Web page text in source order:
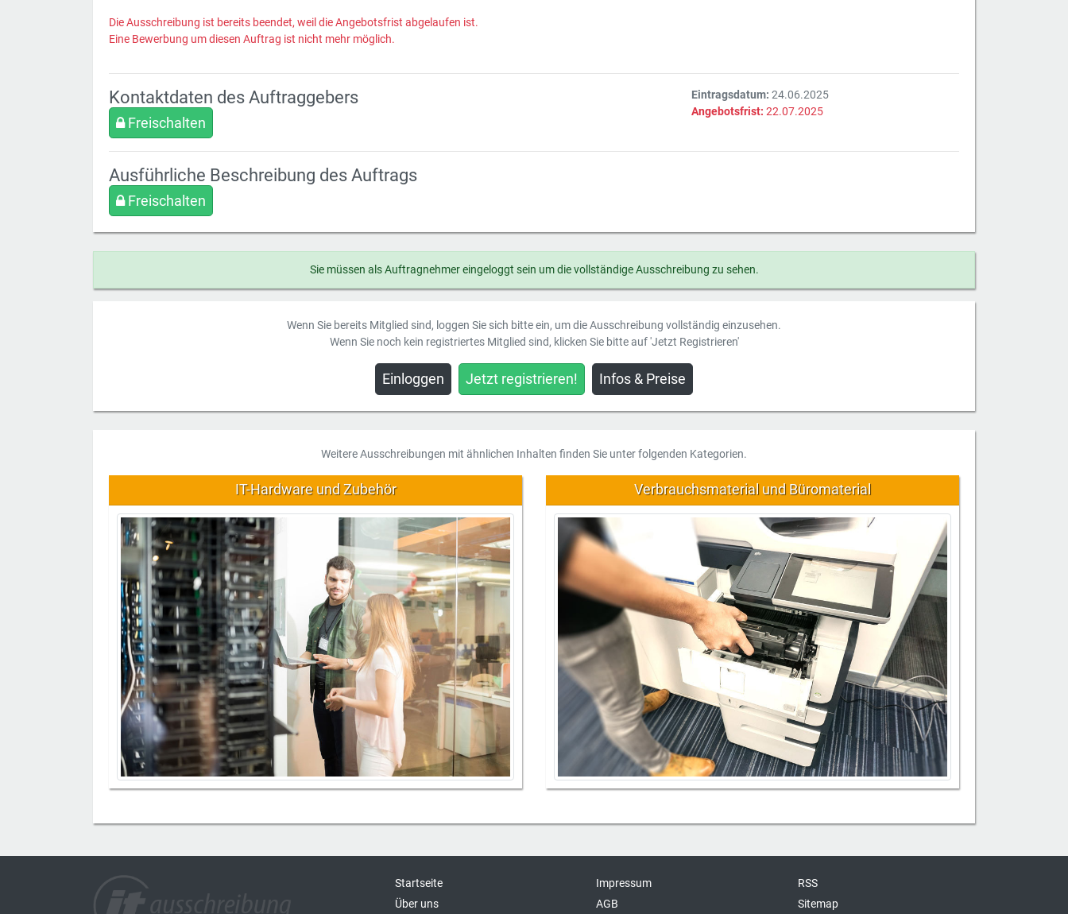
Die Ausschreibung ist bereits beendet, weil die Angebotsfrist abgelaufen ist.
Eine Bewerbung um diesen Auftrag ist nicht mehr möglich.
Kontaktdaten des Auftraggebers
Freischalten
Eintragsdatum: 24.06.2025
Angebotsfrist: 22.07.2025
Ausführliche Beschreibung des Auftrags
Freischalten
Sie müssen als Auftragnehmer eingeloggt sein um die vollständige Ausschreibung zu sehen.
Wenn Sie bereits Mitglied sind, loggen Sie sich bitte ein, um die Ausschreibung vollständig einzusehen.
Wenn Sie noch kein registriertes Mitglied sind, klicken Sie bitte auf 'Jetzt Registrieren'
Einloggen Jetzt registrieren! Infos & Preise
Weitere Ausschreibungen mit ähnlichen Inhalten finden Sie unter folgenden Kategorien.
IT-Hardware und Zubehör Verbrauchsmaterial und Büromaterial
Startseite
Über uns
Impressum
AGB
RSS
Sitemap